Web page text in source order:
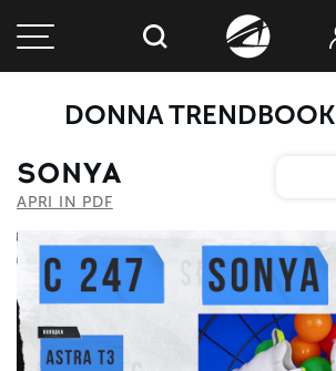
DONNA TRENDBOOK
SONYA
APRI IN PDF